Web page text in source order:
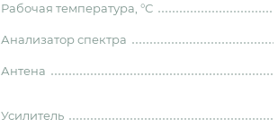
Рабочая температура, °С
Анализатор спектра
Антена
Усилитель